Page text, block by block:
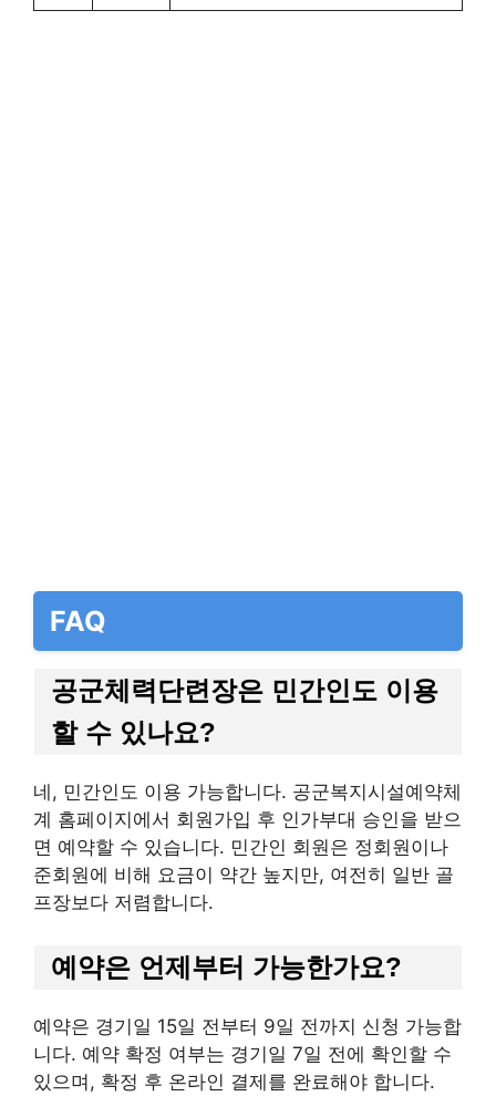
FAQ
공군체력단련장은 민간인도 이용
할 수 있나요?
네, 민간인도 이용 가능합니다. 공군복지시설예약체
계 홈페이지에서 회원가입 후 인가부대 승인을 받으
면 예약할 수 있습니다. 민간인 회원은 정회원이나
준회원에 비해 요금이 약간 높지만, 여전히 일반 골
프장보다 저렴합니다.
예약은 언제부터 가능한가요?
예약은 경기일 15일 전부터 9일 전까지 신청 가능합
니다. 예약 확정 여부는 경기일 7일 전에 확인할 수
있으며, 확정 후 온라인 결제를 완료해야 합니다.